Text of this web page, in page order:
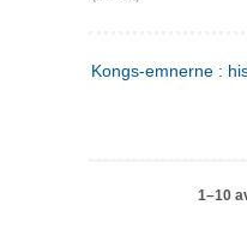
Kongs-emnerne :
1–10